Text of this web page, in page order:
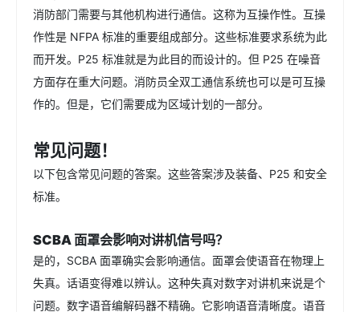
消防部门需要与其他机构进行通信。这称为互操作性。互操
作性是 NFPA 标准的重要组成部分。这些标准要求系统为此
而开发。P25 标准就是为此目的而设计的。但 P25 在噪音
方面存在重大问题。消防员全双工通信系统也可以是可互操
作的。但是，它们需要成为区域计划的一部分。
常见问题！
以下包含常见问题的答案。这些答案涉及装备、P25 和安全
标准。
SCBA 面罩会影响对讲机信号吗？
是的，SCBA 面罩确实会影响通信。面罩会使语音在物理上
失真。话语变得难以辨认。这种失真对数字对讲机来说是个
问题。数字语音编解码器不精确。它影响语音清晰度。语音